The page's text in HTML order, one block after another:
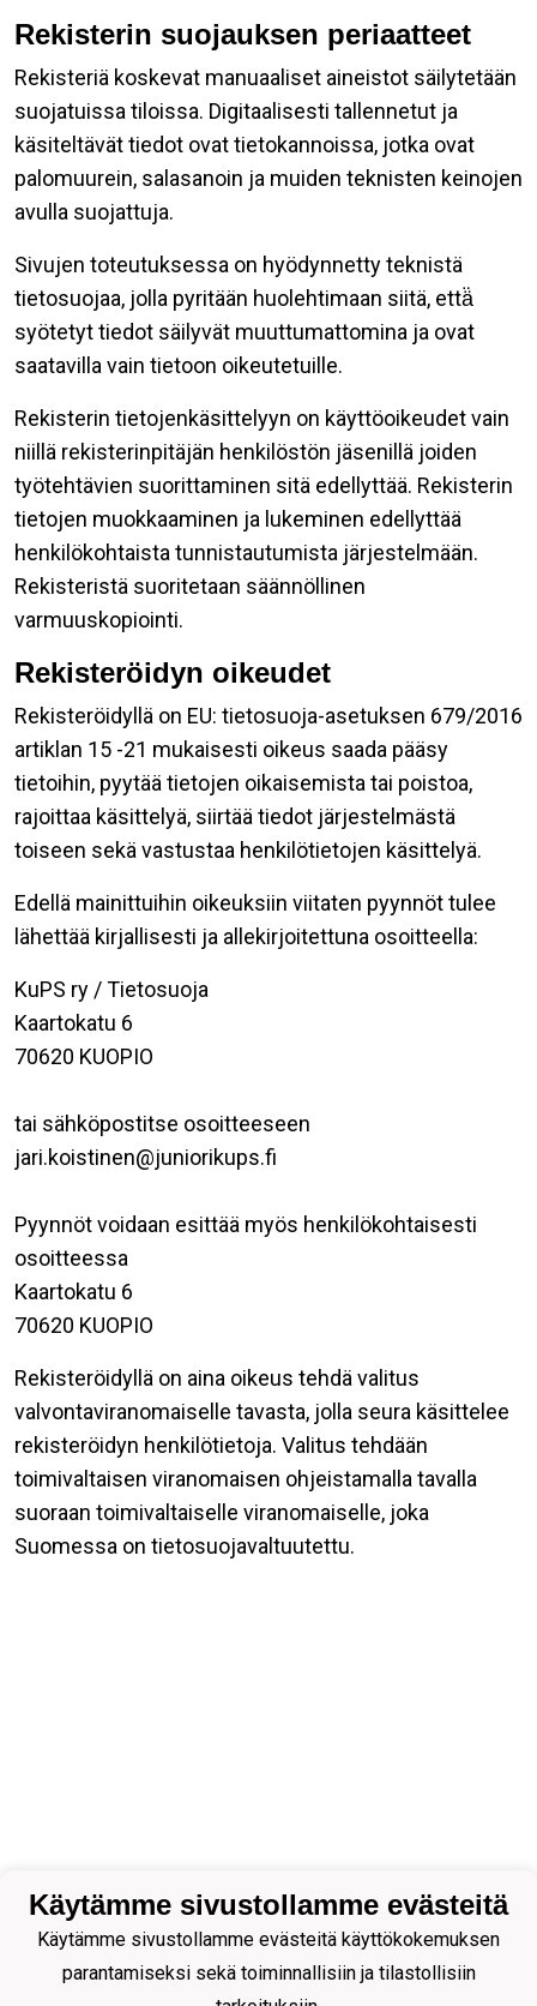
Rekisterin suojauksen periaatteet
Rekisteriä koskevat manuaaliset aineistot säilytetään
suojatuissa tiloissa. Digitaalisesti tallennetut ja
käsiteltävät tiedot ovat tietokannoissa, jotka ovat
palomuurein, salasanoin ja muiden teknisten keinojen
avulla suojattuja.
Sivujen toteutuksessa on hyödynnetty teknistä
tietosuojaa, jolla pyritään huolehtimaan siitä, että̈
syötetyt tiedot säilyvät muuttumattomina ja ovat
saatavilla vain tietoon oikeutetuille.
Rekisterin tietojenkäsittelyyn on käyttöoikeudet vain
niillä rekisterinpitäjän henkilöstön jäsenillä joiden
työtehtävien suorittaminen sitä edellyttää. Rekisterin
tietojen muokkaaminen ja lukeminen edellyttää
henkilökohtaista tunnistautumista järjestelmään.
Rekisteristä suoritetaan säännöllinen
varmuuskopiointi.
Rekisteröidyn oikeudet
Rekisteröidyllä on EU: tietosuoja-asetuksen 679/2016
artiklan 15 -21 mukaisesti oikeus saada pääsy
tietoihin, pyytää tietojen oikaisemista tai poistoa,
rajoittaa käsittelyä, siirtää tiedot järjestelmästä
toiseen sekä vastustaa henkilötietojen käsittelyä.
Edellä mainittuihin oikeuksiin viitaten pyynnöt tulee
lähettää kirjallisesti ja allekirjoitettuna osoitteella:
KuPS ry / Tietosuoja
Kaartokatu 6
70620 KUOPIO
tai sähköpostitse osoitteeseen
jari.koistinen@juniorikups.fi
Pyynnöt voidaan esittää myös henkilökohtaisesti
osoitteessa
Kaartokatu 6
70620 KUOPIO
Rekisteröidyllä on aina oikeus tehdä valitus
valvontaviranomaiselle tavasta, jolla seura käsittelee
rekisteröidyn henkilötietoja. Valitus tehdään
toimivaltaisen viranomaisen ohjeistamalla tavalla
suoraan toimivaltaiselle viranomaiselle, joka
Suomessa on tietosuojavaltuutettu.
Käytämme sivustollamme evästeitä
Käytämme sivustollamme evästeitä käyttökokemuksen
parantamiseksi sekä toiminnallisiin ja tilastollisiin